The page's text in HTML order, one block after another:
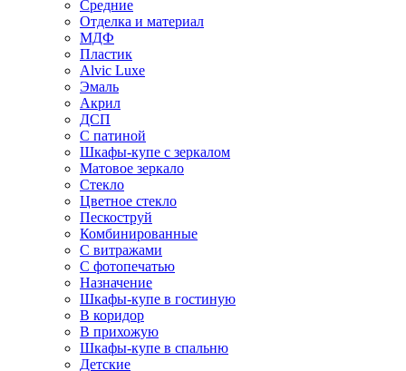
Средние
Отделка и материал
МДФ
Пластик
Alvic Luxe
Эмаль
Акрил
ДСП
С патиной
Шкафы-купе с зеркалом
Матовое зеркало
Стекло
Цветное стекло
Пескоструй
Комбинированные
С витражами
С фотопечатью
Назначение
Шкафы-купе в гостиную
В коридор
В прихожую
Шкафы-купе в спальню
Детские